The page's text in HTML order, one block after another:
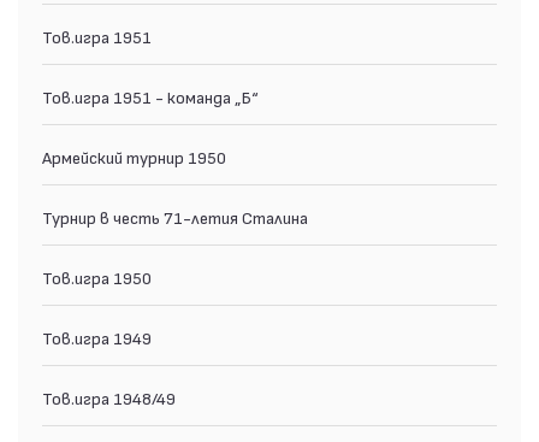
Тов.игра 1951
Тов.игра 1951 - команда „Б“
Армейский турнир 1950
Турнир в честь 71-летия Сталина
Тов.игра 1950
Тов.игра 1949
Тов.игра 1948/49